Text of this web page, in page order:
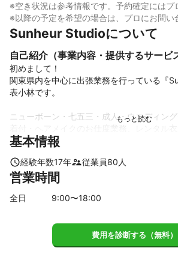
※空き状況は参考情報です。予約確定にはプ
※以降の予定を希望の場合は、プロにお問い
Sunheur Studioについて
自己紹介（事業内容・提供するサービ
初めまして！
関東県内を中心に出張業務を行っている『
表小林です。
ニューボーン・七五三・成人・ウエディング
すので、お客様のご希望のメニュー、お時間
撮影場所、お仕度のご相談もお気軽にお問合
営業時間
営業時間外も承りますのでご相談ください。
18時〜9時は時間外料金がかかります。
基本情報
経験年数17年 従業員80 人
営業時間
全日 9:00〜18:00
費用を診断する（無料）